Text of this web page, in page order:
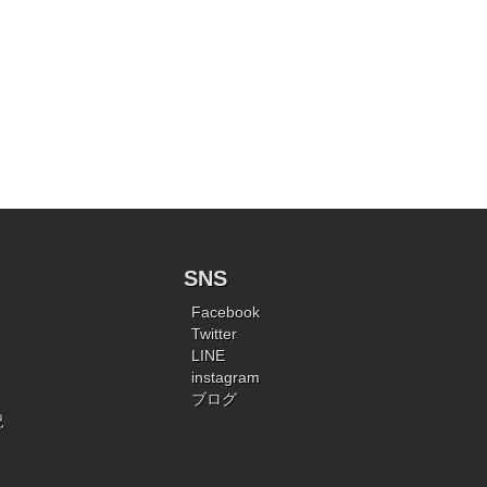
SNS
Facebook
Twitter
LINE
instagram
ブログ